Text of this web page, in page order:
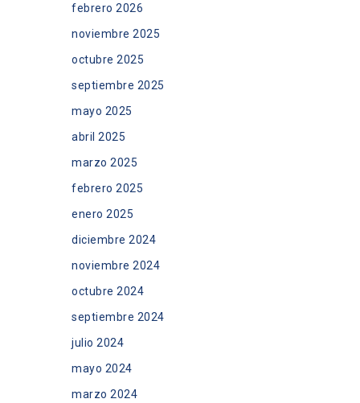
febrero 2026
noviembre 2025
octubre 2025
septiembre 2025
mayo 2025
abril 2025
marzo 2025
febrero 2025
enero 2025
diciembre 2024
noviembre 2024
octubre 2024
septiembre 2024
julio 2024
mayo 2024
marzo 2024